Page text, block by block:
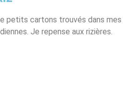
petits cartons trouvés dans mes
Je repense aux rizières.